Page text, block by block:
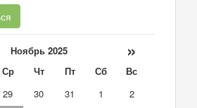
Ноябрь 2025 »
Ср Чт Пт Сб
Вс
29 30 31 1
2